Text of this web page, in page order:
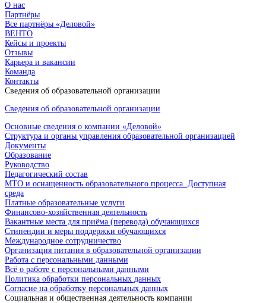
О нас
Партнёры
Все партнёры «Деловой»
ВЕНТО
Кейсы и проекты
Отзывы
Карьера и вакансии
Команда
Контакты
Сведения об образовательной организации
Сведения об образовательной организации
Основные сведения о компании «Деловой»
Структура и органы управления образовательной организацией
Документы
Образование
Руководство
Педагогический состав
МТО и оснащенность образовательного процесса. Доступная
среда
Платные образовательные услуги
Финансово-хозяйственная деятельность
Вакантные места для приёма (перевода) обучающихся
Стипендии и меры поддержки обучающихся
Международное сотрудничество
Организация питания в образовательной организации
Работа с персональными данными
Всё о работе с персональными данными
Политика обработки персональных данных
Согласие на обработку персональных данных
Социальная и общественная деятельность компании